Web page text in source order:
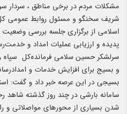
مشکلات مردم در برخی مناطق ، سردار
شریف سخنگو و مسئول روابط عمومی کل
اسلامی از برگزاری جلسه بررسی
پدیده و ارزیابی عملیات امداد و
سرلشکر حسین سلامی فرمانده‌کل سپاه
و بسیج برای افزایش خدمات و
بسیجی در این عرصه خبر داد و گفت:
سامانه بارشی در چند روز گذشته
شدن بسیاری از محورهای مواصلاتی و